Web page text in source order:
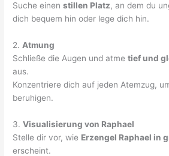
Suche einenstillen Platz, an dem du
dich bequem hin oder lege dich hin.
2. Atmung
Schließe die Augen und atmetief und
aus.
Konzentriere dich auf jeden Atemzug,
beruhigen.
3.Visualisierung von Raphael
Stelle dir vor, wie Erzengel Raphael in
erscheint.